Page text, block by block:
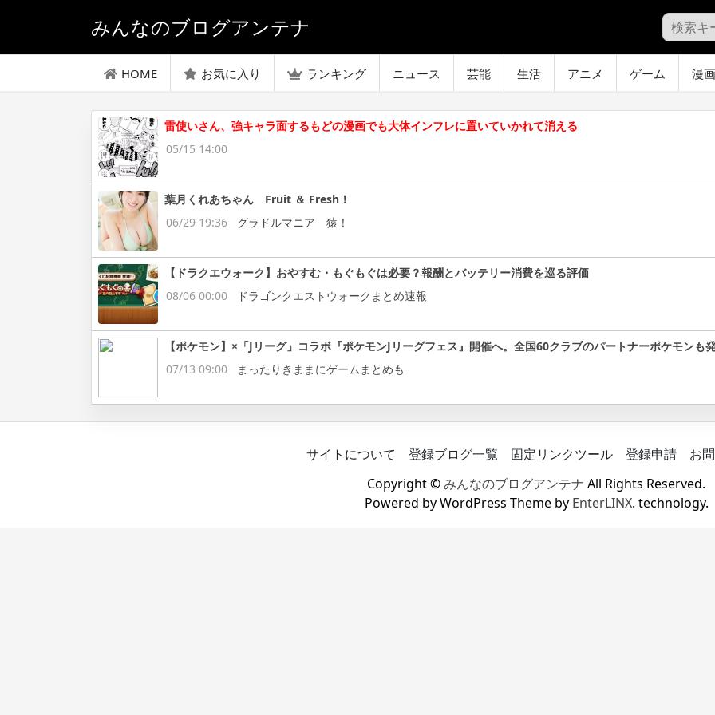
みんなのブログアンテナ
HOME お気に入り ランキング ニュース 芸能 生活 アニメ ゲーム 漫画
雷使いさん、強キャラ面するもどの漫画でも大体インフレに置いていかれて消える
05/15 14:00
葉月くれあちゃん Fruit ＆ Fresh！
06/29 19:36
グラドルマニア 猿！
【ドラクエウォーク】おやすむ・もぐもぐは必要？報酬とバッテリー消費を巡る評価
08/06 00:00
ドラゴンクエストウォークまとめ速報
【ポケモン】×「Jリーグ」コラボ『ポケモンJリーグフェス』開催へ。全国60クラブのパートナーポケモンも
07/13 09:00
まったりきままにゲームまとめも
サイトについて 登録ブログ一覧 固定リンクツール 登録申請
お
Copyright ©みんなのブログアンテナ All Rights Reserved.
Powered by WordPress Theme by EnterLINX. technology.